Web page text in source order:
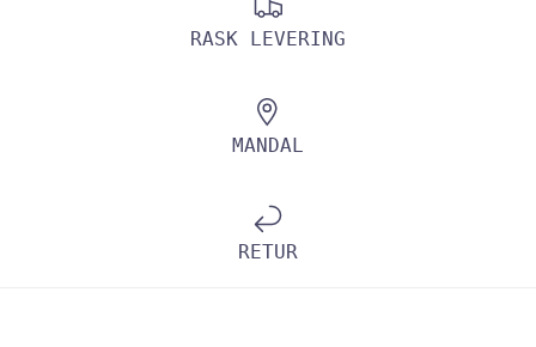
RASK LEVERING
MANDAL
RETUR